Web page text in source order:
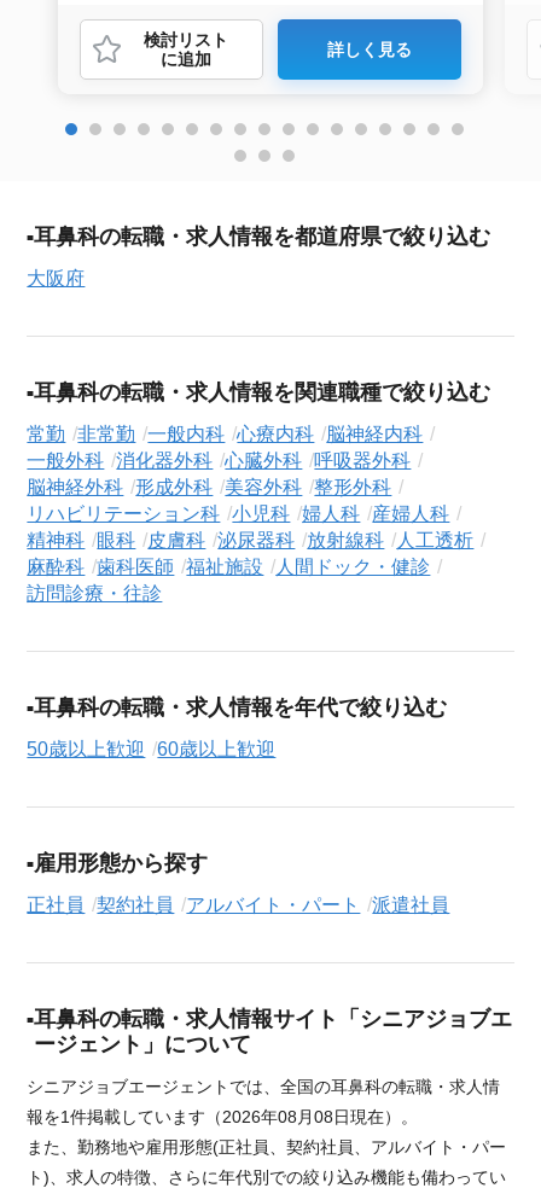
検討リスト
に追加
詳しく見る
耳鼻科の転職・求人情報を都道府県で絞り込む
大阪府
耳鼻科の転職・求人情報を関連職種で絞り込む
常勤 非常勤 一般内科 心療内科
脳神経内科
一般外科
消化器外科 心臓外科
呼吸器外科
脳神経外科
形成外科 美容外科
整形外科
リハビリテーション科
小児科 婦人科
産婦人科
精神科
眼科 皮膚科 泌尿器科 放射線科
人工透析
麻酔科
歯科医師 福祉施設
人間ドック・健診
訪問診療・往診
耳鼻科の転職・求人情報を年代で絞り込む
50歳以上歓迎 60歳以上歓迎
雇用形態から探す
正社員 契約社員 アルバイト・パート 派遣社員
耳鼻科の転職・求人情報サイト「シニアジョブエ
ージェント」について
シニアジョブエージェントでは、全国の耳鼻科の転職・求人情
報を1件掲載しています（2026年08月08日現在）。
また、勤務地や雇用形態(正社員、契約社員、アルバイト・パー
ト)、求人の特徴、さらに年代別での絞り込み機能も備わってい